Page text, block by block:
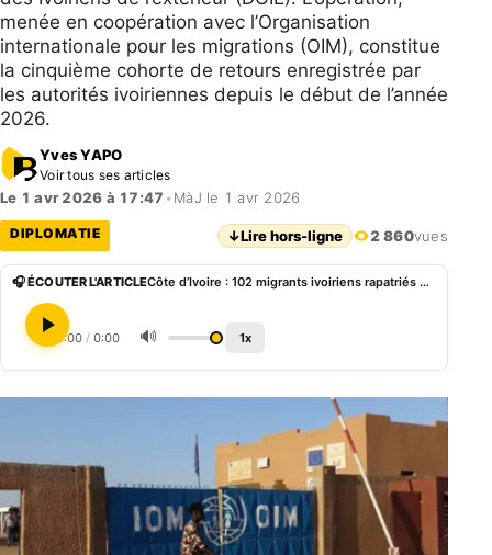
menée en coopération avec l’Organisation
internationale pour les migrations (OIM), constitue
la cinquième cohorte de retours enregistrée par
les autorités ivoiriennes depuis le début de l’année
2026.
Yves YAPO
Voir tous ses articles
Le 1 avr 2026 à 17:47 • MàJ le 1 avr 2026
DIPLOMATIE ↓Lire hors-ligne 2 860vues
🎧 ÉCOUTER L'ARTICLE Côte d’Ivoire : 102 migrants ivoiriens rapatriés du Niger, Abidjan met en garde
0:00 / 0:00 🔊 1x